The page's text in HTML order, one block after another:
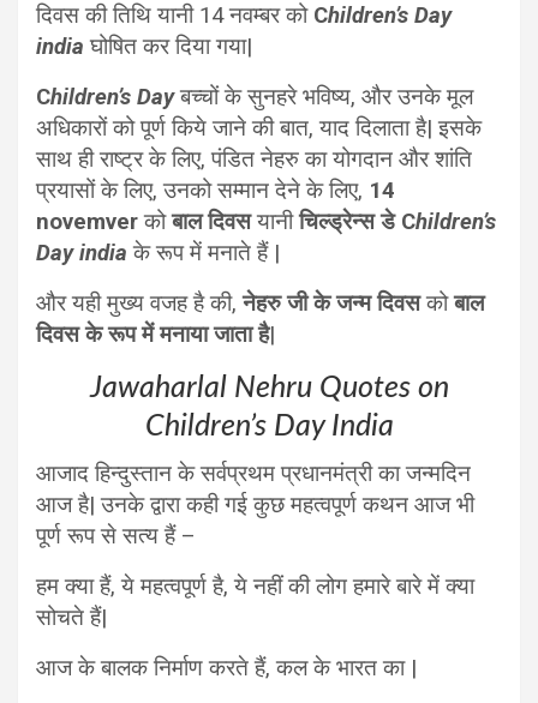
दिवस की तिथि यानी 14 नवम्बर को Children’s Day
india घोषित कर दिया गया|
Children’s Dayबच्चों के सुनहरे भविष्य, और उनके मूल
अधिकारों को पूर्ण किये जाने की बात, याद दिलाता है| इसके
साथ ही राष्ट्र के लिए, पंडित नेहरु का योगदान और शांति
प्रयासों के लिए, उनको सम्मान देने के लिए, 14
novemverकोबाल दिवसयानीचिल्ड्रेन्स डे Children’s
Day india के रूप में मनाते हैं |
और यही मुख्य वजह है की,नेहरु जी के जन्म दिवसकोबाल
दिवस के रूप में मनाया जाता है|
Jawaharlal Nehru Quotes on
Children’s Day India
आजाद हिन्दुस्तान के सर्वप्रथम प्रधानमंत्री का जन्मदिन
आज है| उनके द्वारा कही गई कुछ महत्वपूर्ण कथन आज भी
पूर्ण रूप से सत्य हैं –
हम क्या हैं, ये महत्वपूर्ण है, ये नहीं की लोग हमारे बारे में क्या
सोचते हैं|
आज के बालक निर्माण करते हैं, कल के भारत का |